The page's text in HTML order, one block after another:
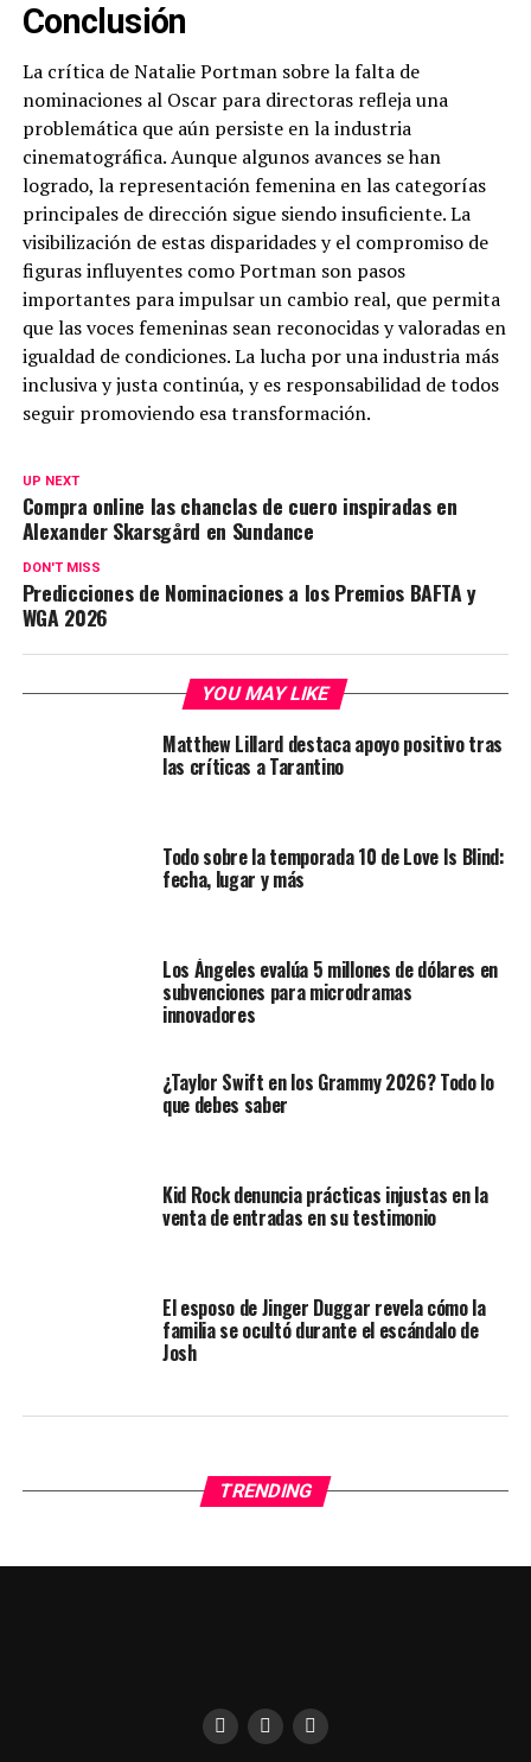
Conclusión
La crítica de Natalie Portman sobre la falta de
nominaciones al Oscar para directoras refleja una
problemática que aún persiste en la industria
cinematográfica. Aunque algunos avances se han
logrado, la representación femenina en las categorías
principales de dirección sigue siendo insuficiente. La
visibilización de estas disparidades y el compromiso de
figuras influyentes como Portman son pasos
importantes para impulsar un cambio real, que permita
que las voces femeninas sean reconocidas y valoradas en
igualdad de condiciones. La lucha por una industria más
inclusiva y justa continúa, y es responsabilidad de todos
seguir promoviendo esa transformación.
UP NEXT
Compra online las chanclas de cuero inspiradas en
Alexander Skarsgård en Sundance
DON'T MISS
Predicciones de Nominaciones a los Premios BAFTA y
WGA 2026
YOU MAY LIKE
Matthew Lillard destaca apoyo positivo tras
las críticas a Tarantino
Todo sobre la temporada 10 de Love Is Blind:
fecha, lugar y más
Los Ángeles evalúa 5 millones de dólares en
subvenciones para microdramas
innovadores
¿Taylor Swift en los Grammy 2026? Todo lo
que debes saber
Kid Rock denuncia prácticas injustas en la
venta de entradas en su testimonio
El esposo de Jinger Duggar revela cómo la
familia se ocultó durante el escándalo de
Josh
TRENDING